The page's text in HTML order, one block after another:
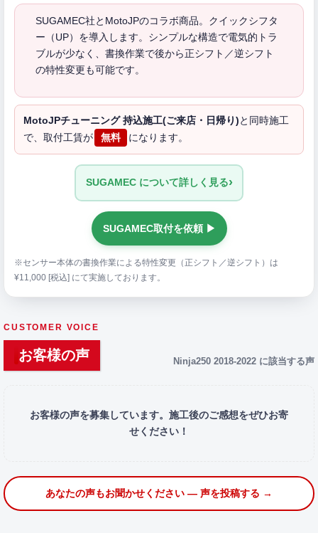
SUGAMEC社とMotoJPのコラボ商品。クイックシフタ
ー（UP）を導入します。シンプルな構造で電気的トラ
ブルが少なく、書換作業で後から正シフト／逆シフト
の特性変更も可能です。
MotoJPチューニング 持込施工(ご来店・日帰り) と同時施工
で、取付工賃が
無料 になります。
SUGAMEC について詳しく見る›
SUGAMEC取付を依頼 ▶
※センサー本体の書換作業による特性変更（正シフト／逆シフト）は
¥11,000 [税込] にて実施しております。
CUSTOMER VOICE
お客様の声 Ninja250 2018-2022 に該当する声
お客様の声を募集しています。施工後のご感想をぜひお寄
せください！
あなたの声もお聞かせください — 声を投稿する →